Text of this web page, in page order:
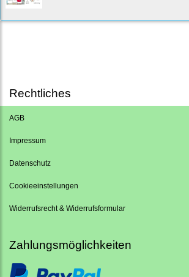
Rechtliches
AGB
Impressum
Datenschutz
Cookieeinstellungen
Widerrufsrecht & Widerrufsformular
Zahlungsmöglichkeiten